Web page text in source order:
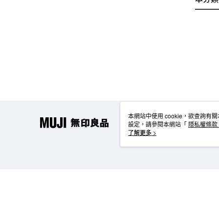
本網站中使用 cookie，欲查詢有
設定，請參閱本網站「 隱私權條款
使用 cookie。
了解更多 >